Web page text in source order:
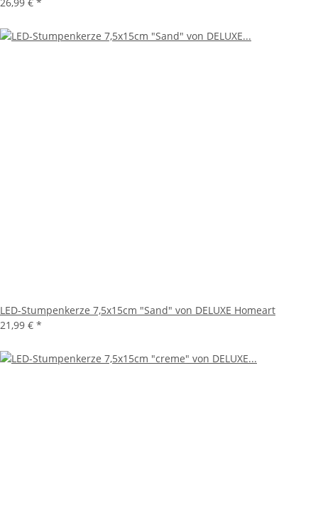
LED-Stumpenkerze 7,5x15cm "Sand" von DELUXE Homeart
21,99 € *